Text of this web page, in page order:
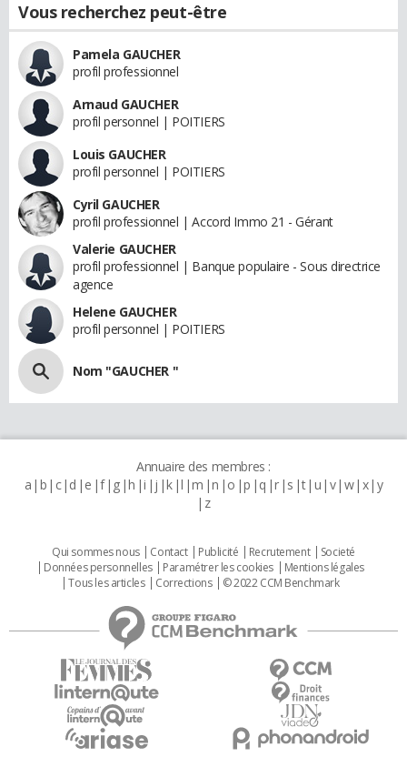
Vous recherchez peut-être
Pamela GAUCHER
profil professionnel
Arnaud GAUCHER
profil personnel | POITIERS
Louis GAUCHER
profil personnel | POITIERS
Cyril GAUCHER
profil professionnel | Accord Immo 21 - Gérant
Valerie GAUCHER
profil professionnel | Banque populaire - Sous directrice
agence
Helene GAUCHER
profil personnel | POITIERS
Nom "GAUCHER "
Annuaire des membres :
a b c d e f g h i j k l m n o p q r s t u v w x y
z
Qui sommes nous Contact Publicité Recrutement
Societé
Données personnelles
Paramétrer les cookies
Mentions légales
Tous les articles
Corrections © 2022 CCM Benchmark